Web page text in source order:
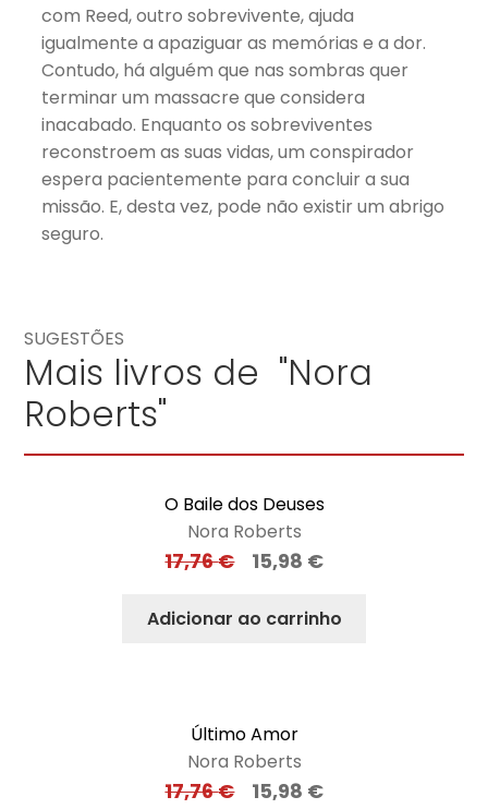
com Reed, outro sobrevivente, ajuda
igualmente a apaziguar as memórias e a dor.
Contudo, há alguém que nas sombras quer
terminar um massacre que considera
inacabado. Enquanto os sobreviventes
reconstroem as suas vidas, um conspirador
espera pacientemente para concluir a sua
missão. E, desta vez, pode não existir um abrigo
seguro.
SUGESTÕES
Mais livros de "Nora
Roberts"
O Baile dos Deuses
Nora Roberts
17,76€ 15,98 €
Adicionar ao carrinho
Último Amor
Nora Roberts
17,76€ 15,98 €